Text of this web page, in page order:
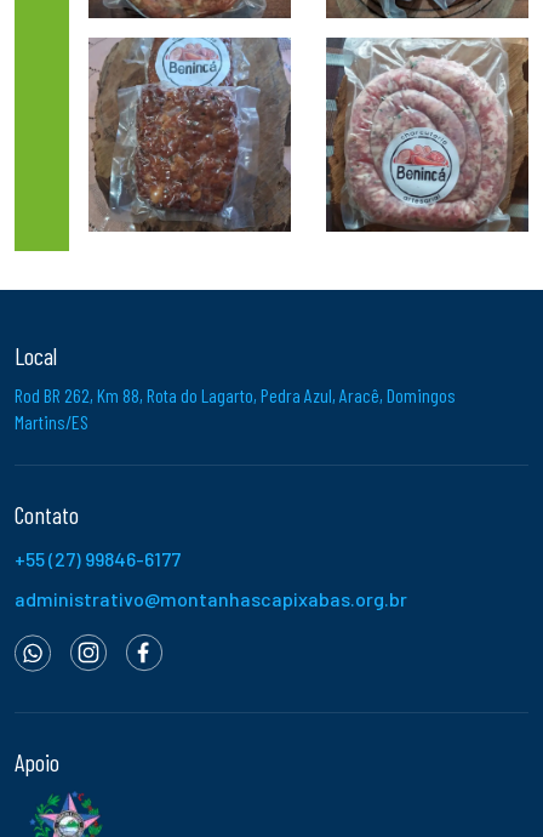
Local
Rod BR 262, Km 88, Rota do Lagarto, Pedra Azul, Aracê, Domingos
Martins/ES
Contato
+55 (27) 99846-6177
administrativo@montanhascapixabas.org.br
Apoio